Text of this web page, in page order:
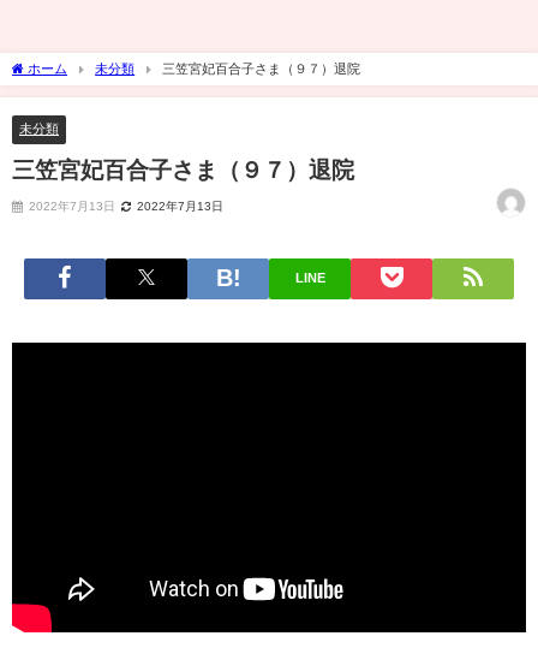
ホーム 未分類 三笠宮妃百合子さま（９７）退院
未分類
三笠宮妃百合子さま（９７）退院
2022年7月13日 2022年7月13日
LINE